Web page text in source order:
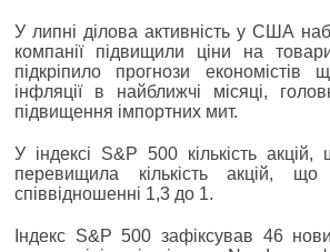
У липні ділова активність у США
компанії підвищили ціни на
підкріпило прогнози економістів
інфляції в найближчі місяці,
підвищення імпортних мит.
У індексі S&P 500 кількість
перевищила кількість акцій,
співвідношенні 1,3 до 1.
Індекс S&P 500 зафіксував 46